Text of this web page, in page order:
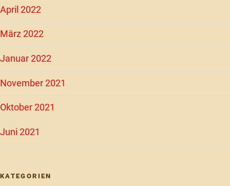
April 2022
März 2022
Januar 2022
November 2021
Oktober 2021
Juni 2021
KATEGORIEN